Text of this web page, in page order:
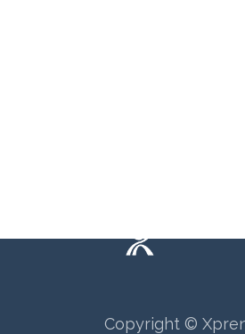
Copyright ©